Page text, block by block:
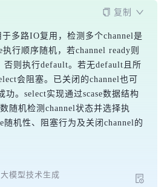
复制
多路IO复用，检测多个channel是
执行顺序随机，若channel ready则
否则执行default。若无default且所
会阻塞。已关闭的channel也可
功。select实现通过scase数据结构
随机检测channel状态并选择执
随机性、阻塞行为及关闭channel的
模型技术生成